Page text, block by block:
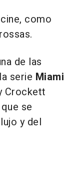
como
de las
serie Miami
Crockett
se
y del